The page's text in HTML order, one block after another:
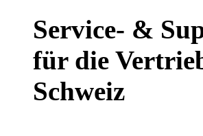
Service- &
für die
Schweiz